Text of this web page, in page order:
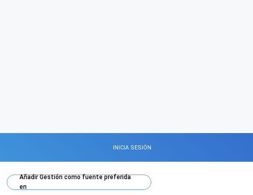
INICIA SESIÓN
AñadirGestióncomo fuente preferida
en